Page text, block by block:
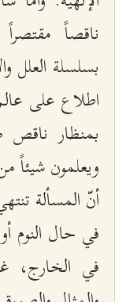
ناقصاً
بسلسلة العلل
اطلاع على
بمنظار ناقص
ويعلمون شيئاً
أنّ المسألة
في حال
في الخارج،